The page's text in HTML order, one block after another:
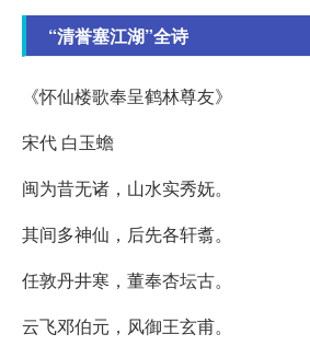
“清誉塞江湖”全诗
《怀仙楼歌奉呈鹤林尊友》
宋代 白玉蟾
闽为昔无诸，山水实秀妩。
其间多神仙，后先各轩翥。
任敦丹井寒，董奉杏坛古。
云飞邓伯元，风御王玄甫。